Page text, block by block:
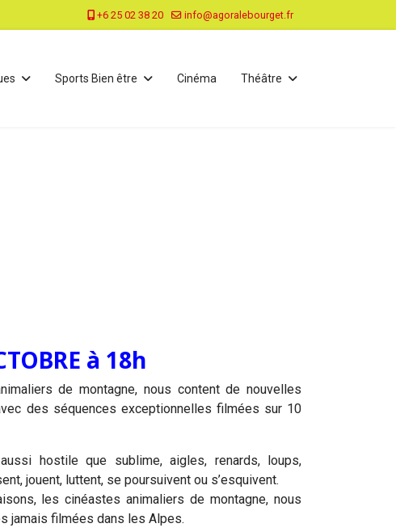
+6 25 02 38 20 info@agoralebourget.fr
Sports Bien être Cinéma Théâtre
à 18h
de montagne, nous content de nouvelles
des séquences exceptionnelles filmées sur 10
hostile que sublime, aigles, renards, loups,
jouent, luttent, se poursuivent ou s’esquivent.
les cinéastes animaliers de montagne, nous
jamais filmées dans les Alpes.